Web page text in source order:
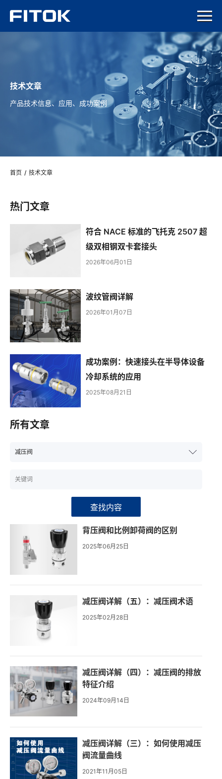
技术文章
产品技术信息、应用、成功案例
首页 / 技术文章
热门文章
符合 NACE 标准的飞托克 2507 超
级双相钢双卡套接头
2026年06月01日
波纹管阀详解
2026年01月07日
成功案例：快速接头在半导体设备
冷却系统的应用
2025年08月21日
所有文章
查找内容
背压阀和比例卸荷阀的区别
2025年06月25日
减压阀详解（五）：减压阀术语
2025年02月28日
减压阀详解（四）：减压阀的排放
特征介绍
2024年09月14日
减压阀详解（三）：如何使用减压
阀流量曲线
2021年11月05日